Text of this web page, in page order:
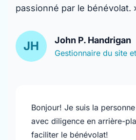
passionné par le bénévolat.
JH John P. Handrigan
Gestionnaire du site
Bonjour! Je suis la
avec diligence en arrière-
faciliter le bénévolat!